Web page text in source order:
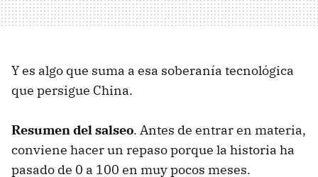
Y es algo que suma a esa soberanía tecnológica
que persigue China.
Resumen del salseo. Antes de entrar en materia,
conviene hacer un repaso porque la historia ha
pasado de 0 a 100 en muy pocos meses.